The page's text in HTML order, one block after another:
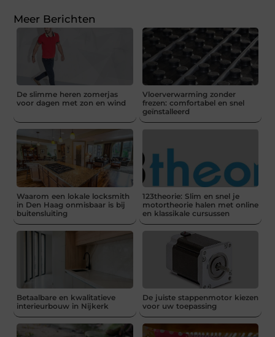
Meer Berichten
De slimme heren zomerjas
voor dagen met zon en wind
Vloerverwarming zonder
frezen: comfortabel en snel
geïnstalleerd
Waarom een lokale locksmith
in Den Haag onmisbaar is bij
buitensluiting
123theorie: Slim en snel je
motortheorie halen met online
en klassikale cursussen
Betaalbare en kwalitatieve
interieurbouw in Nijkerk
De juiste stappenmotor kiezen
voor uw toepassing